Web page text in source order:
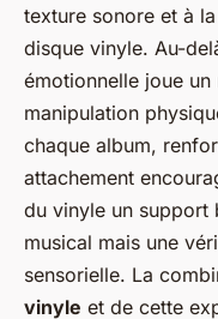
texture sonore et à
disque vinyle. Au-
émotionnelle joue
manipulation
chaque album,
attachement
du vinyle un support
musical mais une
sensorielle. La
vinyle et de cette